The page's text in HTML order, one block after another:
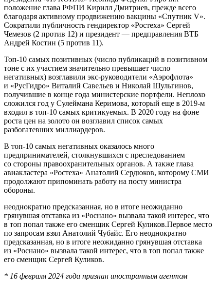
положение глава РФПИ Кирилл Дмитриев, прежде всего
благодаря активному продвижению вакцины «Спутник V».
Сократили публичность гендиректор «Ростеха» Сергей
Чемезов (2 против 12) и президент — предправления ВТБ
Андрей Костин (5 против 11).
Топ-10 самых позитивных (число публикаций в позитивном
тоне с их участием значительно превышает число
негативных) возглавили экс-руководители «Аэрофлота»
и «РусГидро» Виталий Савельев и Николай Шульгинов,
получившие в конце года министерские портфели. Неплохо
сложился год у Сулеймана Керимова, который еще в 2019-м
входил в топ-10 самых критикуемых. В 2020 году на фоне
роста цен на золото он возглавил список самых
разбогатевших миллиардеров.
В топ-10 самых негативных оказалось много
предпринимателей, столкнувшихся с преследованием
со стороны правоохранительных органов. А также глава
авиакластера «Ростеха» Анатолий Сердюков, которому СМИ
продолжают припоминать работу на посту министра
обороны.
неоднократно предсказанная, но в итоге неожиданно
грянувшая отставка из «Роснано» вызвала такой интерес, что
в топ попал также его сменщик Сергей Куликов.Первое место
по запросам взял Анатолий Чубайс. Его неоднократно
предсказанная, но в итоге неожиданно грянувшая отставка
из «Роснано» вызвала такой интерес, что в топ попал также
его сменщик Сергей Куликов.
* 16 февраля 2024 года признан иностранным агентом